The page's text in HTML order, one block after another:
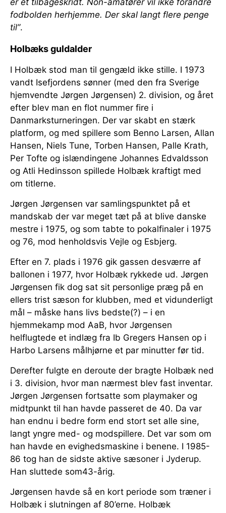
er et tilbageskridt. Non-amatører vil ikke forandre
fodbolden herhjemme. Der skal langt flere penge
til”.
Holbæks guldalder
I Holbæk stod man til gengæld ikke stille. I 1973
vandt Isefjordens sønner (med den fra Sverige
hjemvendte Jørgen Jørgensen) 2. division, og året
efter blev man en flot nummer fire i
Danmarksturneringen. Der var skabt en stærk
platform, og med spillere som Benno Larsen, Allan
Hansen, Niels Tune, Torben Hansen, Palle Krath,
Per Tofte og islændingene Johannes Edvaldsson
og Atli Hedinsson spillede Holbæk kraftigt med
om titlerne.
Jørgen Jørgensen var samlingspunktet på et
mandskab der var meget tæt på at blive danske
mestre i 1975, og som tabte to pokalfinaler i 1975
og 76, mod henholdsvis Vejle og Esbjerg.
Efter en 7. plads i 1976 gik gassen desværre af
ballonen i 1977, hvor Holbæk rykkede ud. Jørgen
Jørgensen fik dog sat sit personlige præg på en
ellers trist sæson for klubben, med et vidunderligt
mål – måske hans livs bedste(?) – i en
hjemmekamp mod AaB, hvor Jørgensen
helflugtede et indlæg fra Ib Gregers Hansen op i
Harbo Larsens målhjørne et par minutter før tid.
Derefter fulgte en deroute der bragte Holbæk ned
i 3. division, hvor man nærmest blev fast inventar.
Jørgen Jørgensen fortsatte som playmaker og
midtpunkt til han havde passeret de 40. Da var
han endnu i bedre form end stort set alle sine,
langt yngre med- og modspillere. Det var som om
han havde en evighedsmaskine i benene. I 1985-
86 tog han de sidste aktive sæsoner i Jyderup.
Han sluttede som43-årig.
Jørgensen havde så en kort periode som træner i
Holbæk i slutningen af 80’erne. Holbæk